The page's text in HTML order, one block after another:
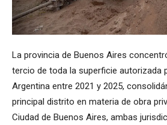
La provincia de Buenos Aires
tercio de toda la superficie autorizada
Argentina entre 2021 y 2025,
principal distrito en materia de obra
Ciudad de Buenos Aires, ambas